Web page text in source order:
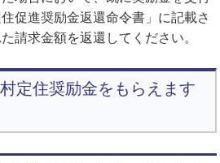
促進奨励金返還命令書」に記載さ
請求金額を返還してください。
定住奨励金をもらえます